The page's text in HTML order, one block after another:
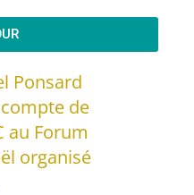
Ponsard
de
au Forum
organisé